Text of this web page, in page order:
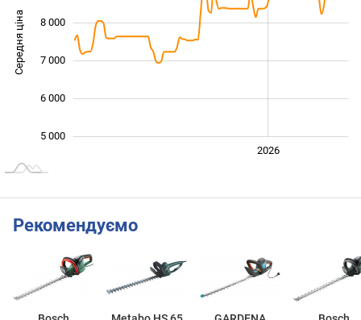
Середня ціна
5 000
6 000
7 000
8 000
2026
Рекомендуємо